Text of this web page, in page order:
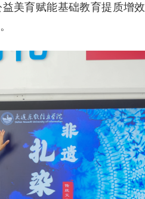
美育赋能基础教育提质增